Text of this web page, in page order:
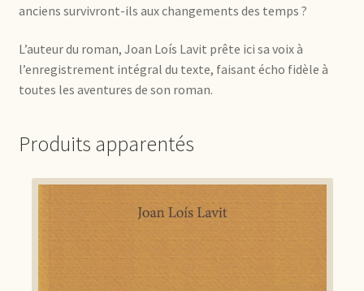
anciens survivront-ils aux changements des temps ?
L’auteur du roman, Joan Loís Lavit prête ici sa voix à
l’enregistrement intégral du texte, faisant écho fidèle à
toutes les aventures de son roman.
Produits apparentés